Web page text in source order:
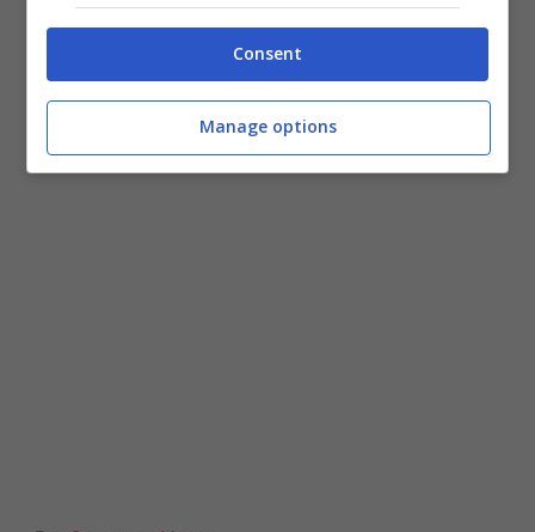
della raccolta differenziata che nel 2010 si è
fermata al 29,3%, con un +10% rispetto al
2008, ma ancora in ritardo rispetto agli
obiettivi delle legge 296/2006 che prevedono
il raggiungimento del 65% entro il 2012.
Consent
Manage options